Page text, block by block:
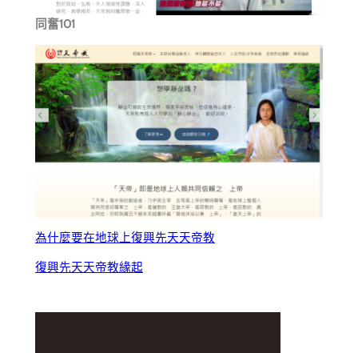
同奮101
為什麼要在地球上復興先天天帝教
復興先天天帝教緣起